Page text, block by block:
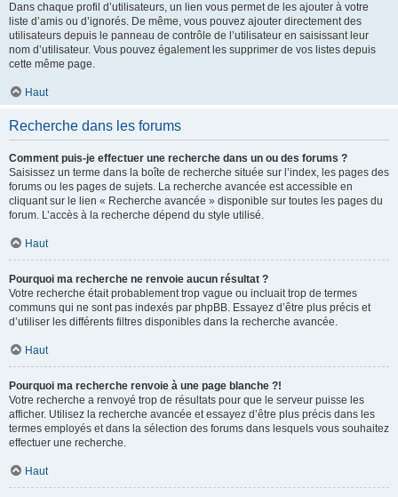
Dans chaque profil d’utilisateurs, un lien vous permet de les ajouter à votre
liste d’amis ou d’ignorés. De même, vous pouvez ajouter directement des
utilisateurs depuis le panneau de contrôle de l’utilisateur en saisissant leur
nom d’utilisateur. Vous pouvez également les supprimer de vos listes depuis
cette même page.
Haut
Recherche dans les forums
Comment puis-je effectuer une recherche dans un ou des forums ?
Saisissez un terme dans la boîte de recherche située sur l’index, les pages des
forums ou les pages de sujets. La recherche avancée est accessible en
cliquant sur le lien « Recherche avancée » disponible sur toutes les pages du
forum. L’accès à la recherche dépend du style utilisé.
Haut
Pourquoi ma recherche ne renvoie aucun résultat ?
Votre recherche était probablement trop vague ou incluait trop de termes
communs qui ne sont pas indexés par phpBB. Essayez d’être plus précis et
d’utiliser les différents filtres disponibles dans la recherche avancée.
Haut
Pourquoi ma recherche renvoie à une page blanche ?!
Votre recherche a renvoyé trop de résultats pour que le serveur puisse les
afficher. Utilisez la recherche avancée et essayez d’être plus précis dans les
termes employés et dans la sélection des forums dans lesquels vous souhaitez
effectuer une recherche.
Haut